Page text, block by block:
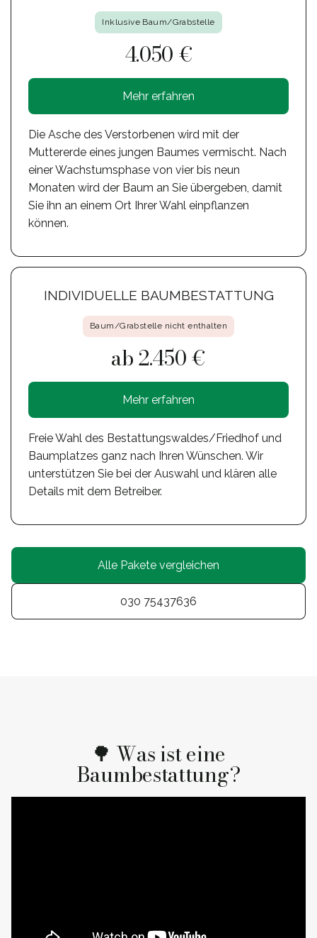
Inklusive Baum/Grabstelle
4.050 €
Mehr erfahren
Die Asche des Verstorbenen wird mit der
Muttererde eines jungen Baumes vermischt. Nach
einer Wachstumsphase von vier bis neun
Monaten wird der Baum an Sie übergeben, damit
Sie ihn an einem Ort Ihrer Wahl einpflanzen
können.
INDIVIDUELLE BAUMBESTATTUNG
Baum/Grabstelle nicht enthalten
ab 2.450 €
Mehr erfahren
Freie Wahl des Bestattungswaldes/Friedhof und
Baumplatzes ganz nach Ihren Wünschen. Wir
unterstützen Sie bei der Auswahl und klären alle
Details mit dem Betreiber.
Alle Pakete vergleichen
030 75437636
🌳 Was ist eine
Baumbestattung?